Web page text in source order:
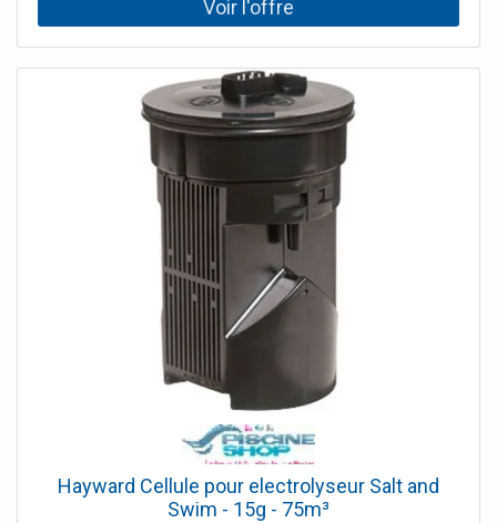
Hayward Cellule pour electrolyseur Salt and
Swim - 15g - 75m³